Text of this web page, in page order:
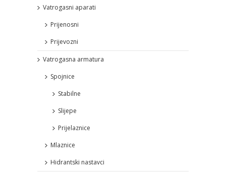
Vatrogasni aparati
Prijenosni
Prijevozni
Vatrogasna armatura
Spojnice
Stabilne
Slijepe
Prijelaznice
Mlaznice
Hidrantski nastavci